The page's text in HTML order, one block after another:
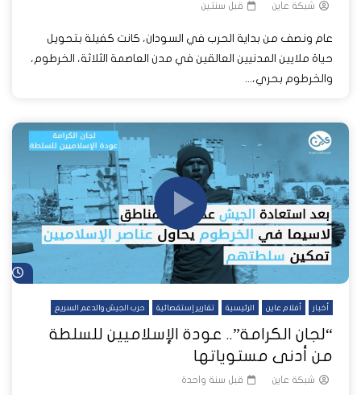
شبكة عاين قبل سنتين
عام ونصف من بداية الحرب في السودان، كانت كفيلة بتحويل
حياة ملايين المدنيين العالقين في مدن العاصمة الثلاثة، الخرطوم،
والخرطوم بحري،...
أخبار أفلام عاين الرئيسية تقارير إستقصائية حرب الجيش والدعم السريع
“لجان الكرامة”.. عودة الإسلاميين للسلطة
من أدنى مستوياتها
شبكة عاين قبل سنة واحدة